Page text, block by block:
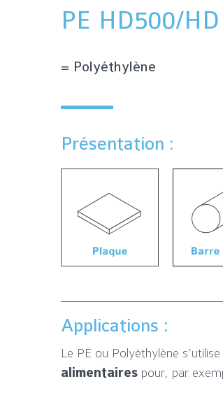
PE HD500/
= Polyéthylène
Présentation :
Applications :
Le PE ou Polyéthylène
alimentaires pour, par